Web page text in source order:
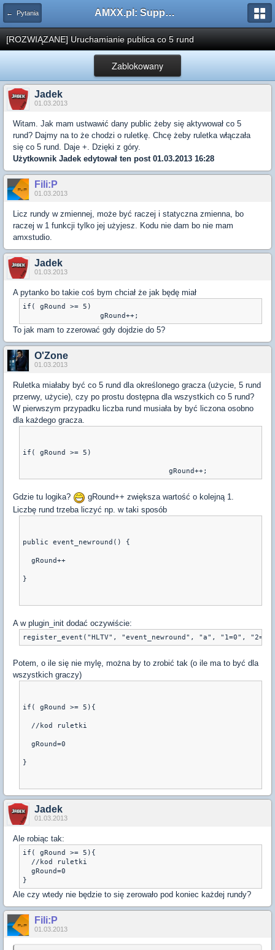
← Pytania AMXX.pl: Support AMX Mod X i SourceMod
[ROZWIĄZANE] Uruchamianie publica co 5 rund
Zablokowany
Jadek
01.03.2013
Witam. Jak mam ustwawić dany public żeby się aktywował co 5
rund? Dajmy na to że chodzi o ruletkę. Chcę żeby ruletka włączała
się co 5 rund. Daje +. Dzięki z góry.
Użytkownik Jadek edytował ten post 01.03.2013 16:28
Fili:P
01.03.2013
Licz rundy w zmiennej, może być raczej i statyczna zmienna, bo
raczej w 1 funkcji tylko jej użyjesz. Kodu nie dam bo nie mam
amxstudio.
Jadek
01.03.2013
A pytanko bo takie coś bym chciał że jak będę miał
if( gRound >= 5)
To jak mam to zzerować gdy dojdzie do 5?
O'Zone
01.03.2013
Ruletka miałaby być co 5 rund dla określonego gracza (użycie, 5 rund
przerwy, użycie), czy po prostu dostępna dla wszystkich co 5 rund?
W pierwszym przypadku liczba rund musiała by być liczona osobno
dla każdego gracza.
if( gRound >= 5)
Gdzie tu logika?
gRound++ zwiększa wartość o kolejną 1.
Liczbę rund trzeba liczyć np. w taki sposób
public event_newround() {
  gRound++
}
A w plugin_init dodać oczywiście:
Potem, o ile się nie mylę, można by to zrobić tak (o ile ma to być dla
wszystkich graczy)
if( gRound >= 5){
  //kod ruletki
  gRound=0
}
Jadek
01.03.2013
Ale robiąc tak:
if( gRound >= 5){
  //kod ruletki
  gRound=0
Ale czy wtedy nie będzie to się zerowało pod koniec każdej rundy?
Fili:P
01.03.2013